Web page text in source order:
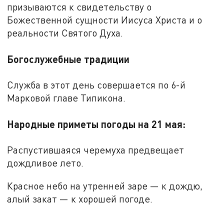
призываются к свидетельству о
Божественной сущности Иисуса Христа и о
реальности Святого Духа.
Богослужебные традиции
Служба в этот день совершается по 6-й
Марковой главе Типикона.
Народные приметы погоды на 21 мая:
Распустившаяся черемуха предвещает
дождливое лето.
Красное небо на утренней заре — к дождю,
алый закат — к хорошей погоде.